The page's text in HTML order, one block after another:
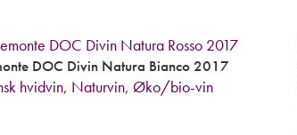
DOC Divin Natura Bianco 2017
hvidvin, Naturvin, Øko/bio-vin